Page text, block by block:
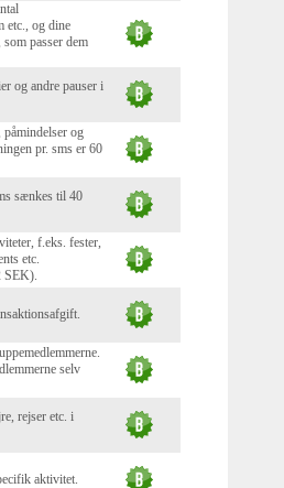
etc., og dine
passer dem
og andre pauser i
og
pr. sms er 60
sænkes til 40
f.eks. fester,
etc.
SEK).
selv
rejser etc. i
aktivitet.